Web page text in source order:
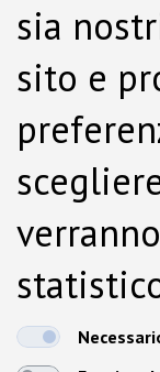
sia
sito e
dalla